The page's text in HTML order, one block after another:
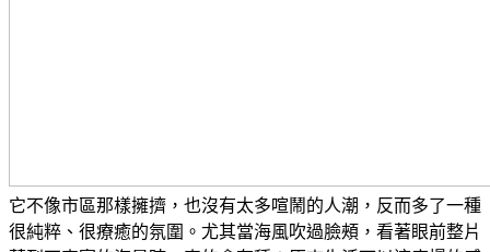
它不像市區那樣擁擠，也沒有太多喧鬧的人潮，反而多了一種
很純粹、很療癒的氛圍。 尤其當海風吹過臉頰，看著眼前整片